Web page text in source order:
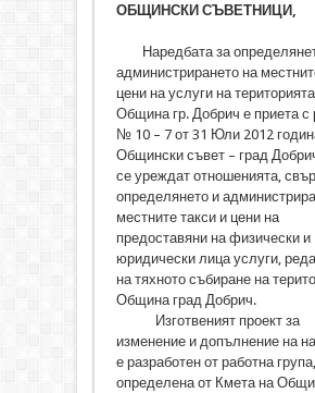
ОБЩИНСКИ СЪВЕТНИЦИ,
Наредбата за
администрирането на
цени на услуги на
Община гр. Добрич е приета с
№ 10 – 7 от 31 Юли 2012
Общински съвет – град
се уреждат отношенията,
определянето и
местните такси и цени на
предоставяни на физически и
юридически лица услуги,
на тяхното събиране на
Община град Добрич.
Изготвеният проект за
изменение и допълнение на
е разработен от работна група,
определена от Кмета на